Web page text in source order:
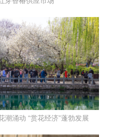
潮涌动 “赏花经济”蓬勃发展